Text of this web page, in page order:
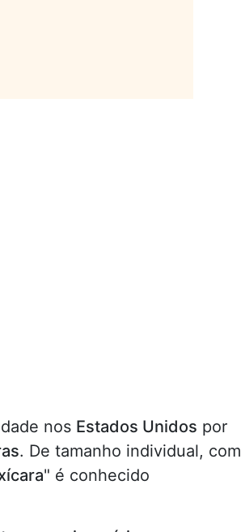
nos Estados Unidos por
. De tamanho individual, com
" é conhecido